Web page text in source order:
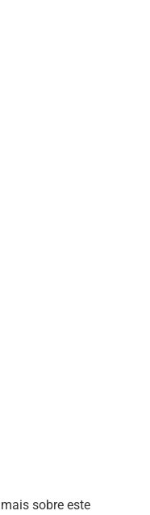
sobre este